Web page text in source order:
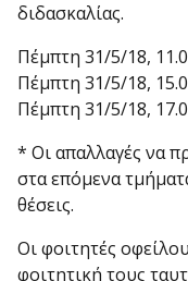
διδασκαλίας.
Πέμπτη 31/5/18,
Πέμπτη 31/5/18,
Πέμπτη 31/5/18,
* Οι απαλλαγές να
στα επόμενα
θέσεις.
Οι φοιτητές
φοιτητική τους